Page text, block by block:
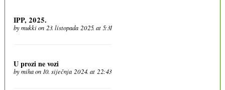
IPP, 2025.
bymukkion 23. listopada 2025. at 5:31
U prozi ne vozi
bymihaon 10. siječnja 2024. at 22:43